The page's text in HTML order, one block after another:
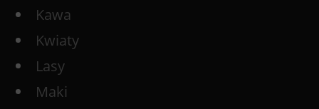
Kawa
Kwiaty
Lasy
Maki